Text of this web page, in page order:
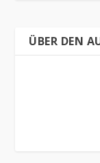
ÜBER DEN